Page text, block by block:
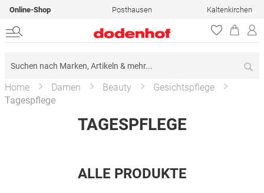
Online-Shop Posthausen Kaltenkirchen
Home Damen Beauty
Gesichtspflege
Tagespflege
TAGESPFLEGE
ALLE PRODUKTE